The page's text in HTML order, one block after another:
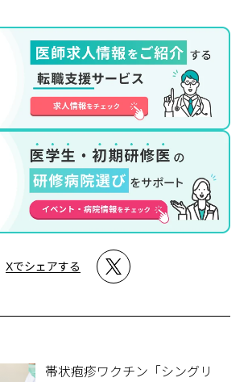
Xでシェアする
帯状疱疹ワクチン「シングリ